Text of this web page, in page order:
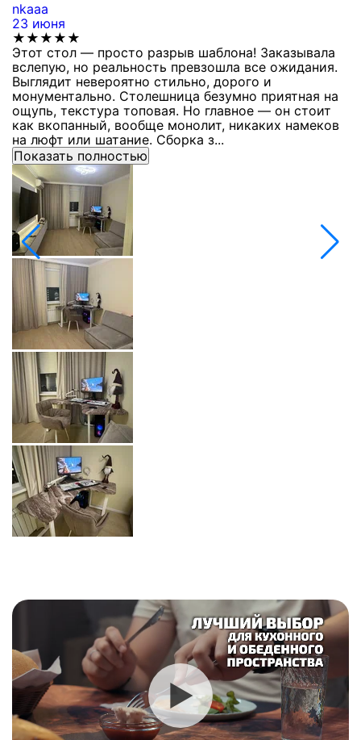
nkaaa
23 июня
★★★★★
Этот стол — просто разрыв шаблона! Заказывала
вслепую, но реальность превзошла все ожидания.
Выглядит невероятно стильно, дорого и
монументально. Столешница безумно приятная на
ощупь, текстура топовая. Но главное — он стоит
как вкопанный, вообще монолит, никаких намеков
на люфт или шатание. Сборка з...
Показать полностью